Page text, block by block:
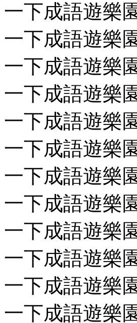
一下成語遊樂
一下成語遊樂
一下成語遊樂
一下成語遊樂
一下成語遊樂
一下成語遊樂
一下成語遊樂
一下成語遊樂
一下成語遊樂
一下成語遊樂
一下成語遊樂
一下成語遊樂